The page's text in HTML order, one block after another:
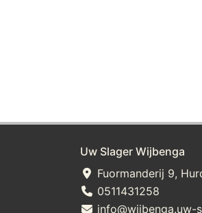
Uw Slager Wijbenga
Fuormanderij 9,
0511431258
info@wijbenga.uw-